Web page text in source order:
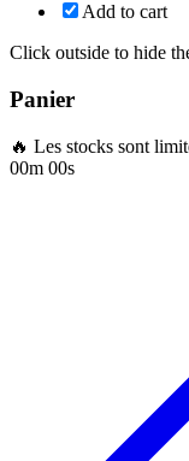
Add to cart
Click outside to hide
Panier
🔥 Les stocks sont
00m 00s